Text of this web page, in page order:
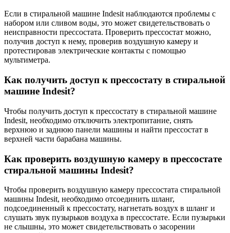
Если в стиральной машине Indesit наблюдаются проблемы с
набором или сливом воды, это может свидетельствовать о
неисправности прессостата. Проверить прессостат можно,
получив доступ к нему, проверив воздушную камеру и
протестировав электрические контакты с помощью
мультиметра.
Как получить доступ к прессостату в стиральной
машине Indesit?
Чтобы получить доступ к прессостату в стиральной машине
Indesit, необходимо отключить электропитание, снять
верхнюю и заднюю панели машины и найти прессостат в
верхней части барабана машины.
Как проверить воздушную камеру в прессостате
стиральной машины Indesit?
Чтобы проверить воздушную камеру прессостата стиральной
машины Indesit, необходимо отсоединить шланг,
подсоединенный к прессостату, нагнетать воздух в шланг и
слушать звук пузырьков воздуха в прессостате. Если пузырьки
не слышны, это может свидетельствовать о засорении